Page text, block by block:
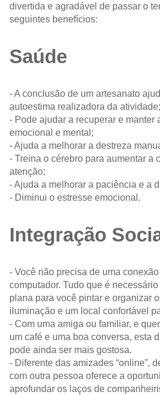
divertida e agradável de passar o
seguintes benefícios:
Saúde
- A conclusão de um artesanato
autoestima realizadora da atividade;
- Pode ajudar a recuperar e manter
emocional e mental;
- Ajuda a melhorar a destreza
- Treina o cérebro para aumentar a
atenção;
- Ajuda a melhorar a paciência e a
- Diminui o estresse emocional.
Integração
- Você não precisa de uma
computador. Tudo que é
plana para você pintar e organizar
iluminação e um local confortável
- Com uma amiga ou familiar, e
um café e uma boa conversa, esta
pode ainda ser mais gostosa.
- Diferente das amizades “online”,
com outra pessoa oferece a
aprofundar os laços de